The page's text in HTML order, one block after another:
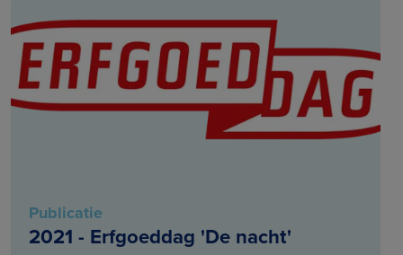
Publicatie
2021 - Erfgoeddag 'De nacht'